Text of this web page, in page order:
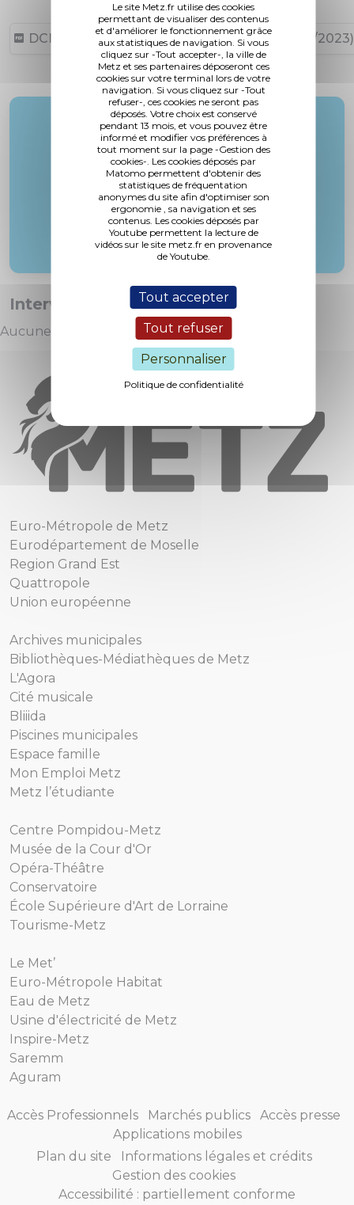
Le site Metz.fr utilise des cookies
permettant de visualiser des contenus
et d'améliorer le fonctionnement grâce
aux statistiques de navigation. Si vous
cliquez sur -Tout accepter-, la ville de
Metz et ses partenaires déposeront ces
cookies sur votre terminal lors de votre
navigation. Si vous cliquez sur -Tout
refuser-, ces cookies ne seront pas
déposés. Votre choix est conservé
pendant 13 mois, et vous pouvez être
informé et modifier vos préférences à
tout moment sur la page -Gestion des
cookies-. Les cookies déposés par
Matomo permettent d'obtenir des
statistiques de fréquentation
anonymes du site afin d'optimiser son
ergonomie , sa navigation et ses
contenus. Les cookies déposés par
Youtube permettent la lecture de
vidéos sur le site metz.fr en provenance
de Youtube.
Tout accepter
Tout refuser
Personnaliser
Politique de confidentialité
DCM N°23-03-30-22 (3,11 Mo, publié le 04/04/2023)
Rapporteur :
M. Thil
Interventions :
Aucune intervention
Euro-Métropole de Metz
Eurodépartement de Moselle
Region Grand Est
Quattropole
Union européenne
Archives municipales
Bibliothèques-Médiathèques de Metz
L'Agora
Cité musicale
Bliiida
Piscines municipales
Espace famille
Mon Emploi Metz
Metz l’étudiante
Centre Pompidou-Metz
Musée de la Cour d'Or
Opéra-Théâtre
Conservatoire
École Supérieure d'Art de Lorraine
Tourisme-Metz
Le Met’
Euro-Métropole Habitat
Eau de Metz
Usine d'électricité de Metz
Inspire-Metz
Saremm
Aguram
Accès Professionnels Marchés publics
Accès presse
Applications mobiles
Plan du site
Informations légales et crédits
Gestion des cookies
Accessibilité : partiellement conforme